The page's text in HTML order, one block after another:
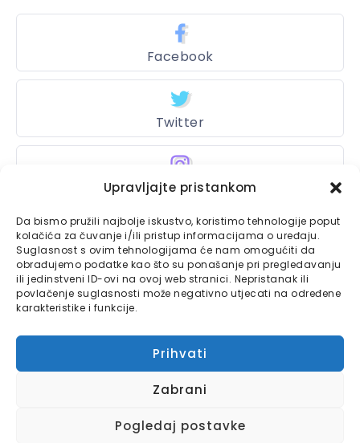
Upravljajte pristankom
Da bismo pružili najbolje iskustvo, koristimo tehnologije poput
kolačića za čuvanje i/ili pristup informacijama o uređaju.
Suglasnost s ovim tehnologijama će nam omogućiti da
obrađujemo podatke kao što su ponašanje pri pregledavanju
ili jedinstveni ID-ovi na ovoj web stranici. Nepristanak ili
povlačenje suglasnosti može negativno utjecati na određene
karakteristike i funkcije.
Prihvati
Zabrani
Pogledaj postavke
Facebook
Twitter
Instagram
Bajtbox
Linkovi
Kontaktirajte nas
Impressum
Bajtbox koristi
usluge.